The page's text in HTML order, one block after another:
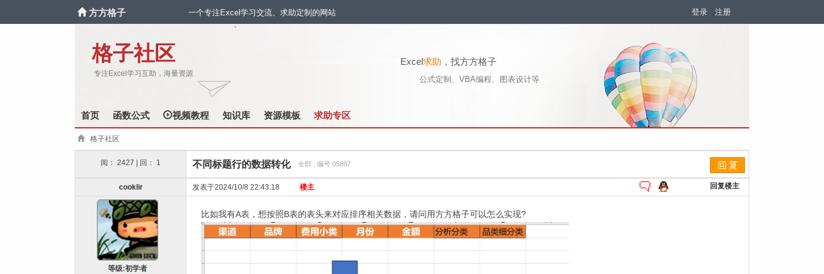
方方格子 一个专注Excel学习交流、求助定制的网站 登录 注册
格子社区
专注Excel学习互助，海量资源
Excel求助 ，找方方格子
公式定制、VBA编程、图表设计等
`
首页 函数公式 视频教程 知识库 资源模板 求助专区
格子社区
阅： 2427 | 回： 1 不同标题行的数据转化 全部 , 编号:05897
cooklir 发表于2024/10/8 22:43:18 楼主 回复楼主
等级:初学者
比如我有A表，想按照B表的表头来对应排序相关数据，请问用方方格子可以怎么实现?